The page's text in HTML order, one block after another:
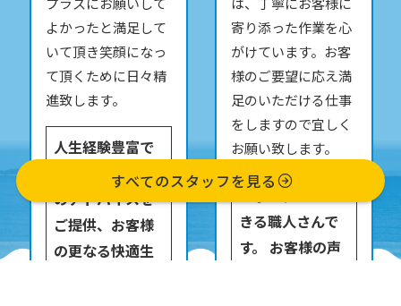
寄り添った作業を心
がけています。お客
様のご要望に応え満
足のいただける仕事
をしますので宜しく
お願い致します。
丁寧な仕事がで
きる職人さんで
す。 お客様の声
わたくし今居がお家
の安心と笑顔をお届
けします。
笑顔がとっても
素敵で、お客様
の立場にたった
アドバイスがで
きるアスプラス
一押しのアドバ
すべてのスタッフを見る